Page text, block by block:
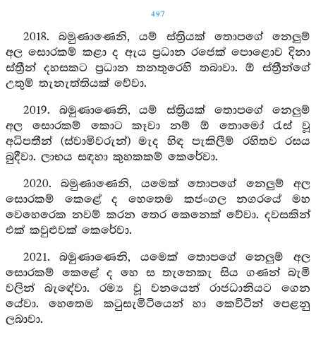
497
2018. බමුණාණෙනි, යම් ස්ත්‍රියක් තොපගේ නෙලුම්
අල සොරකම් කළා ද ඇය ප්‍රධාන රජෙක් පොළොව දිනා
ස්ත්‍රීන් දහසකට ප්‍රධාන තනතුරෙහි තබාවා. ඕ ස්ත්‍රීන්ගේ
උතුම් තැනැත්තියක් වේවා.
2019. බමුණාණෙනි, යම් ස්ත්‍රියක් තොපගේ නෙලුම්
අල සොරකම් කොට කෑවා නම් ඕ තොමෝ රැස් වූ
අධිපතීන් (ස්වාමිවරුන්) මැද හිඳ පැකිලීම් රහිතව රසය
බුදීවා. ලාභය සඳහා කුහකකම් කෙරේවා.
2020. බමුණාණෙනි, යමෙක් තොපගේ නෙලුම් අල
සොරකම් කෙළේ ද හෙතෙම කජංගල නගරයේ මහ
වෙහෙරෙක නවම් කරන තෙර කෙනෙක් වේවා. දවසකින්
එක් කවුළුවක් කෙරේවා.
2021. බමුණාණෙනි, යමෙක් තොපගේ නෙලුම් අල
සොරකම් කෙළේ ද හෙ ස තැනෙකැ සිය ගණන් බැමි
වලින් බැඳේවා. රම්‍ය වූ වනයෙන් රාජධානියට ගෙන
යේවා. හෙතෙම කටුසැමිටියෙන් හා කෙවිටින් පෙළනු
ලබාවා.